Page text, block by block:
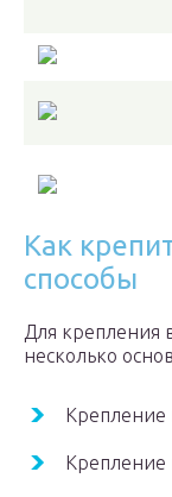
Как
способы
Для крепления
несколько
Крепление
Крепление